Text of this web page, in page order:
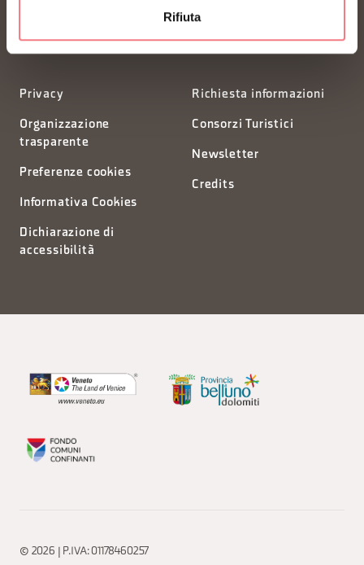
Rifiuta
segreteria@dmodolomiti.it
Privacy
Organizzazione
trasparente
Preferenze cookies
Informativa Cookies
Dichiarazione di
accessibilità
Richiesta informazioni
Consorzi Turistici
Newsletter
Credits
© 2026 | P.IVA: 01178460257